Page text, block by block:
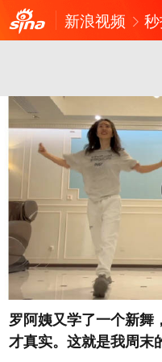
新浪视频
罗阿姨又学了一个新舞